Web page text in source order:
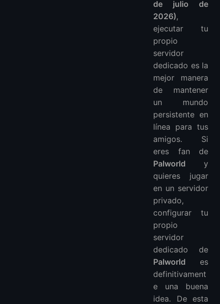
de julio de
2026),
ejecutar tu
propio
servidor
dedicado es la
mejor manera
de mantener
un mundo
persistente en
línea para tus
amigos. Si
eres fan de
Palworld y
quieres jugar
en un servidor
privado,
configurar tu
propio
servidor
dedicado de
Palworld es
definitivament
e una buena
idea. De esta